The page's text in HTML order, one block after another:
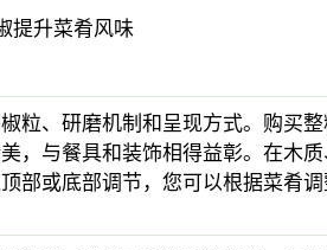
提升菜肴风味
粒、研磨机制和呈现方式。购买
，与餐具和装饰相得益彰。在木
部或底部调节，您可以根据菜肴